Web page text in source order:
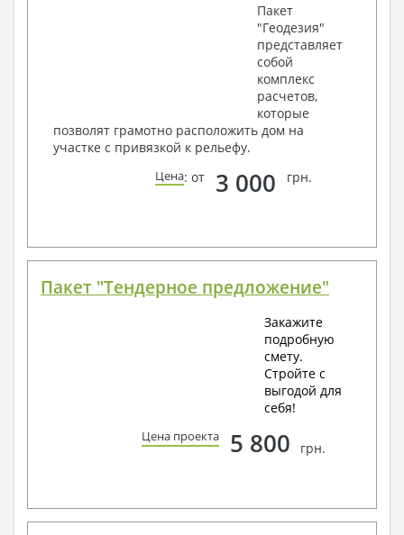
Пакет
"Геодезия"
представляет
собой
комплекс
расчетов,
которые
позволят грамотно расположить дом на
участке с привязкой к рельефу.
Цена: от 3 000 грн.
Пакет "Тендерное предложение"
Закажите
подробную
смету.
Стройте с
выгодой для
себя!
Цена проекта 5 800 грн.